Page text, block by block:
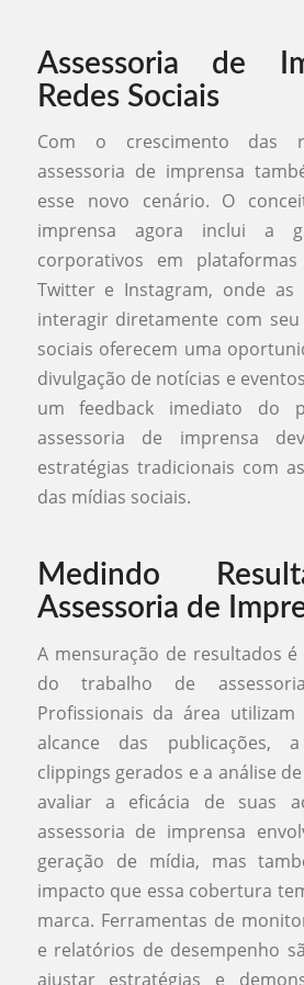
Assessoria de
Redes Sociais
Com o crescimento das
assessoria de imprensa
esse novo cenário. O
imprensa agora inclui a
corporativos em
Twitter e Instagram, onde as
interagir diretamente com
sociais oferecem uma
divulgação de notícias e
um feedback imediato do
assessoria de imprensa
estratégias tradicionais com
das mídias sociais.
Medindo
Assessoria de
A mensuração de resultados
do trabalho de
Profissionais da área
alcance das publicações,
clippings gerados e a análise
avaliar a eficácia de suas
assessoria de imprensa
geração de mídia, mas
impacto que essa cobertura
marca. Ferramentas de
e relatórios de desempenho
ajustar estratégias e